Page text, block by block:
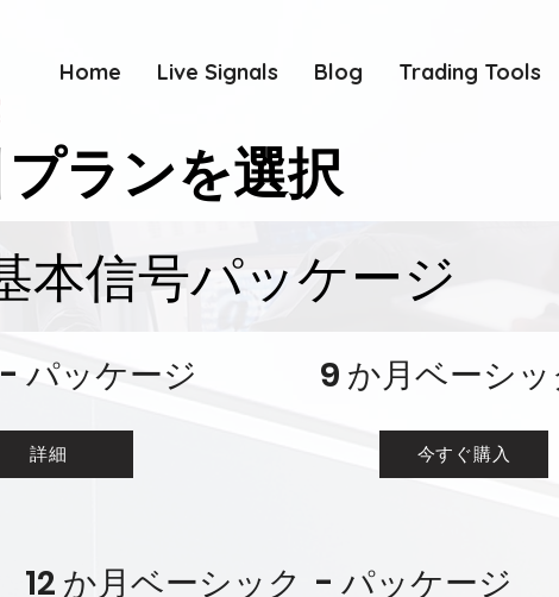
Home Live Signals Blog Trading Tools
ランを選択
本信号パッケージ
パッケージ
詳細
9 か月ベーシ
今すぐ購入
12 か月ベーシック - パッケージ